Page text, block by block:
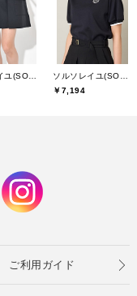
￥7,194
ご利用ガイド